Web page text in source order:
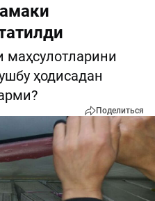
ҳодисадан
Поделиться